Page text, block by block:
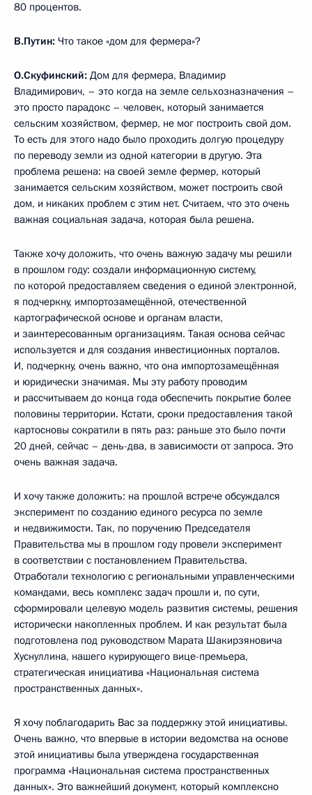
80 процентов.
В.Путин: Что такое «дом для фермера»?
О.Скуфинский: Дом для фермера, Владимир
Владимирович, – это когда на земле сельхозназначения –
это просто парадокс – человек, который занимается
сельским хозяйством, фермер, не мог построить свой дом.
То есть для этого надо было проходить долгую процедуру
по переводу земли из одной категории в другую. Эта
проблема решена: на своей земле фермер, который
занимается сельским хозяйством, может построить свой
дом, и никаких проблем с этим нет. Считаем, что это очень
важная социальная задача, которая была решена.
Также хочу доложить, что очень важную задачу мы решили
в прошлом году: создали информационную систему,
по которой предоставляем сведения о единой электронной,
я подчеркну, импортозамещённой, отечественной
картографической основе и органам власти,
и заинтересованным организациям. Такая основа сейчас
используется и для создания инвестиционных порталов.
И, подчеркну, очень важно, что она импортозамещённая
и юридически значимая. Мы эту работу проводим
и рассчитываем до конца года обеспечить покрытие более
половины территории. Кстати, сроки предоставления такой
картосновы сократили в пять раз: раньше это было почти
20 дней, сейчас – день-два, в зависимости от запроса. Это
очень важная задача.
И хочу также доложить: на прошлой встрече обсуждался
эксперимент по созданию единого ресурса по земле
и недвижимости. Так, по поручению Председателя
Правительства мы в прошлом году провели эксперимент
в соответствии с постановлением Правительства.
Отработали технологию с региональными управленческими
командами, весь комплекс задач прошли и, по сути,
сформировали целевую модель развития системы, решения
исторически накопленных проблем. И как результат была
подготовлена под руководством Марата Шакирзяновича
Хуснуллина, нашего курирующего вице-премьера,
стратегическая инициатива «Национальная система
пространственных данных».
Я хочу поблагодарить Вас за поддержку этой инициативы.
Очень важно, что впервые в истории ведомства на основе
этой инициативы была утверждена государственная
программа «Национальная система пространственных
данных». Это важнейший документ, который комплексно